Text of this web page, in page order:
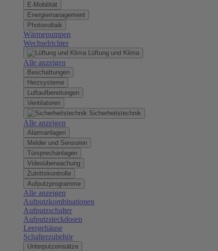
E-Mobilität
Energiemanagement
Photovoltaik
Wärmepumpen
Wechselrichter
Lüftung und Klima
Alle anzeigen
Beschattungen
Heizsysteme
Luftaufbereitungen
Ventilatoren
Sicherheitstechnik
Alle anzeigen
Alarmanlagen
Melder und Sensoren
Türsprechanlagen
Videoüberwachung
Zutrittskontrolle
Aufputzprogramme
Alle anzeigen
Aufputzkombinationen
Aufputzschalter
Aufputzsteckdosen
Leergehäuse
Schalterzubehör
Unterputzeinsätze